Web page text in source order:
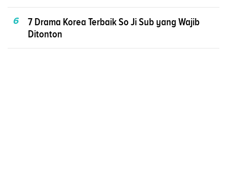
6
7 Drama Korea Terbaik So Ji Sub yang Wajib
Ditonton